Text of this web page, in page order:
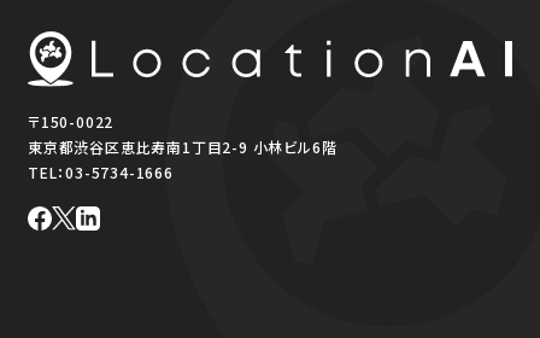
〒150-0022
東京都渋谷区恵比寿南1丁目2-9 小林ビル6階
TEL：03-5734-1666